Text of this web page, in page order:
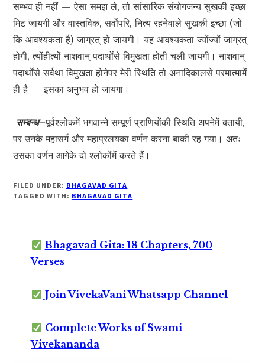
सम्भव ही नहीं — ऐसा समझ ले, तो सांसारिक संयोगजन्य सुखकी इच्छा
मिट जायगी और वास्तविक, सर्वोपरि, नित्य रहनेवाले सुखकी इच्छा (जो
कि आवश्यकता है) जाग्रत् हो जायगी। यह आवश्यकता ज्योंज्यों जाग्रत्
होगी, त्योंहीत्यों नाशवान् पदार्थोंसे विमुखता होती चली जायगी। नाशवान्
पदार्थोंसे सर्वथा विमुखता होनेपर मेरी स्थिति तो अनादिकालसे परमात्मामें
ही है — इसका अनुभव हो जायगा।
सम्बन्ध–पूर्वश्लोकमें भगवान्ने सम्पूर्ण प्राणियोंकी स्थिति अपनेमें बतायी,
पर उनके महासर्ग और महाप्रलयका वर्णन करना बाकी रह गया। अतः
उसका वर्णन आगेके दो श्लोकोंमें करते हैं।
FILED UNDER: BHAGAVAD GITA
TAGGED WITH: BHAGAVAD GITA
Bhagavad Gita: 18 Chapters, 700
Verses
Join VivekaVani Whatsapp Channel
Complete Works of Swami
Vivekananda